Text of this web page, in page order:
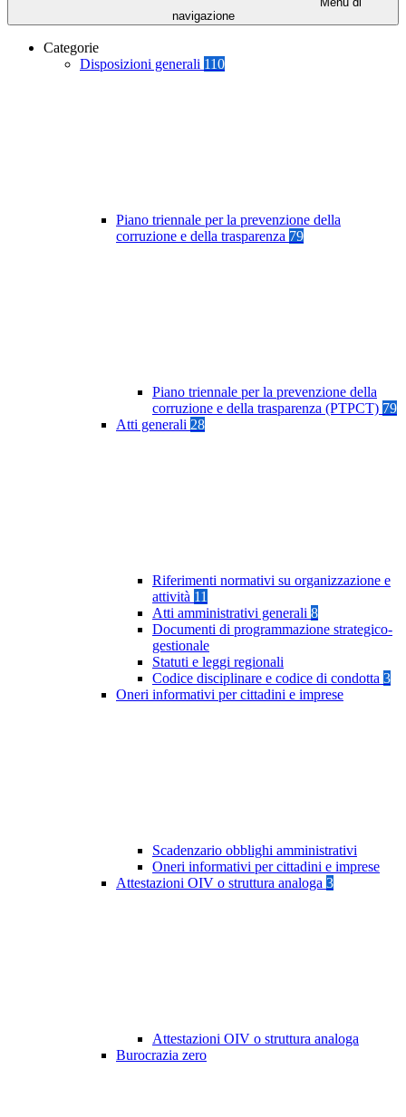
navigazione
Categorie
Disposizioni generali 110
Piano triennale per la prevenzione della
corruzione e della trasparenza 79
Piano triennale per la prevenzione della
corruzione e della trasparenza (PTPCT) 79
Atti generali 28
Riferimenti normativi su organizzazione e
attività 11
Atti amministrativi generali 8
Documenti di programmazione strategico-
gestionale
Statuti e leggi regionali
Codice disciplinare e codice di condotta 3
Oneri informativi per cittadini e imprese
Scadenzario obblighi amministrativi
Oneri informativi per cittadini e imprese
Attestazioni OIV o struttura analoga 3
Attestazioni OIV o struttura analoga
Burocrazia zero